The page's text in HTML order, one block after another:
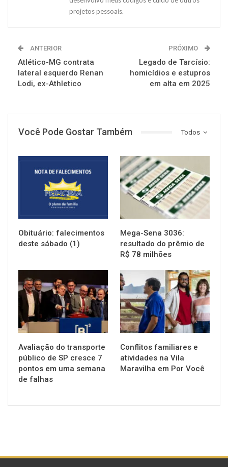
projetos pessoais.
ANTERIOR
Atlético-MG contrata
lateral esquerdo Renan
Lodi, ex-Athletico
PRÓXIMO
Legado de Tarcísio:
homicídios e estupros
em alta em 2025
Todos
Você Pode Gostar Também
Obituário: falecimentos
deste sábado (1)
NOTÍCIAS
Mega-Sena 3036:
resultado do prêmio de
R$ 78 milhões
NOTÍCIAS
Avaliação do transporte
público de SP cresce 7
pontos em uma semana
de falhas
NOTÍCIAS
Conflitos familiares e
atividades na Vila
Maravilha em Por Você